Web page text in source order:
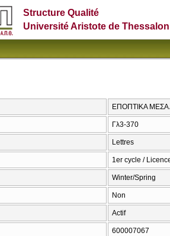
Structure Qualité
Université Aristote de
ΕΠΟΠΤΙΚΑ ΜΕΣΑ
Γλ3-370
Lettres
1er cycle /
Winter/Spring
Non
Actif
600007067